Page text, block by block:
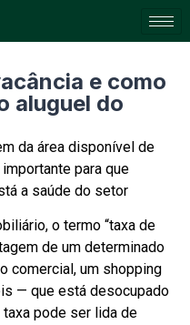
e como
aluguel do
da área disponível de
para que
a saúde do setor
o termo “taxa de
de um determinado
comercial, um shopping
— que está desocupado
pode ser lida de